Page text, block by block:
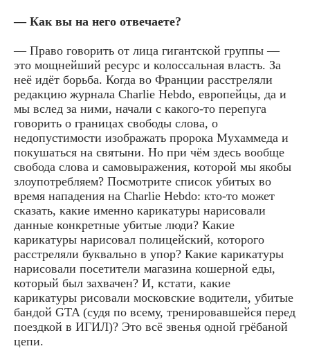
— Как вы на него отвечаете?
— Право говорить от лица гигантской группы —
это мощнейший ресурс и колоссальная власть. За
неё идёт борьба. Когда во Франции расстреляли
редакцию журнала Charlie Hebdo, европейцы, да и
мы вслед за ними, начали с какого-то перепуга
говорить о границах свободы слова, о
недопустимости изображать пророка Мухаммеда и
покушаться на святыни. Но при чём здесь вообще
свобода слова и самовыражения, которой мы якобы
злоупотребляем? Посмотрите список убитых во
время нападения на Charlie Hebdo: кто-то может
сказать, какие именно карикатуры нарисовали
данные конкретные убитые люди? Какие
карикатуры нарисовал полицейский, которого
расстреляли буквально в упор? Какие карикатуры
нарисовали посетители магазина кошерной еды,
который был захвачен? И, кстати, какие
карикатуры рисовали московские водители, убитые
бандой GTA (судя по всему, тренировавшейся перед
поездкой в ИГИЛ)? Это всё звенья одной грёбаной
цепи.